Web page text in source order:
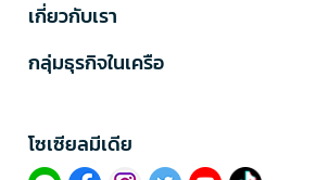
เกี่ยวกับเรา
กลุ่มธุรกิจในเครือ
โซเซียลมีเดีย​